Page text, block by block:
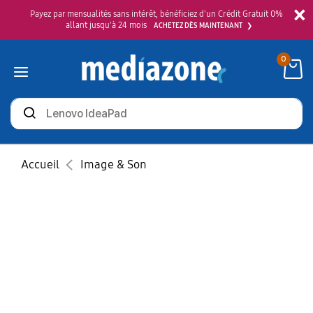
×
Payez par mensualités sans intérêt, bénéficiez d'un Crédit Gratuit 0%
allant jusqu'à 24 mois
ACHETEZ DÈS MAINTENANT
Rechercher
des
produits
0
Accueil Image & Son